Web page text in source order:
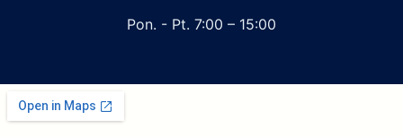
Pon. - Pt. 7:00 – 15:00